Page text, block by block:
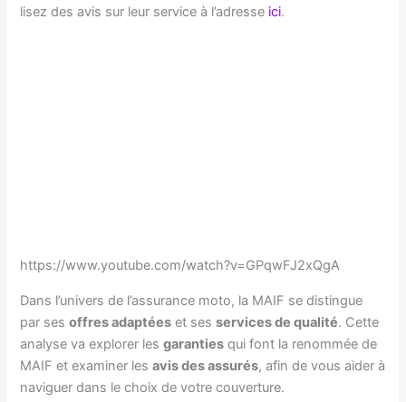
lisez des avis sur leur service à l’adresse ici.
https://www.youtube.com/watch?v=GPqwFJ2xQgA
Dans l’univers de l’assurance moto, la MAIF se distingue
par sesoffres adaptées et sesservices de qualité. Cette
analyse va explorer lesgaranties qui font la renommée de
MAIF et examiner lesavis des assurés, afin de vous aider à
naviguer dans le choix de votre couverture.